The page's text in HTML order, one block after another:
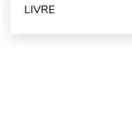
LIVRE